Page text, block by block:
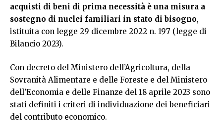
acquisti di beni di prima necessità è una misura a
sostegno di nuclei familiari in stato di bisogno,
istituita con legge 29 dicembre 2022 n. 197 (legge di
Bilancio 2023).
Con decreto del Ministero dell’Agricoltura, della
Sovranità Alimentare e delle Foreste e del Ministero
dell’Economia e delle Finanze del 18 aprile 2023 sono
stati definiti i criteri di individuazione dei beneficiari
del contributo economico.